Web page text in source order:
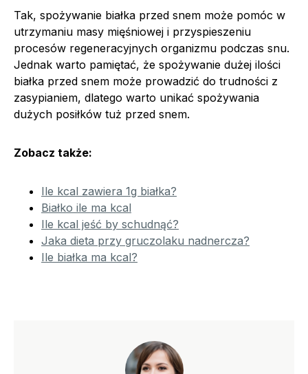
Tak, spożywanie białka przed snem może pomóc w
utrzymaniu masy mięśniowej i przyspieszeniu
procesów regeneracyjnych organizmu podczas snu.
Jednak warto pamiętać, że spożywanie dużej ilości
białka przed snem może prowadzić do trudności z
zasypianiem, dlatego warto unikać spożywania
dużych posiłków tuż przed snem.
Zobacz także:
Ile kcal zawiera 1g białka?
Białko ile ma kcal
Ile kcal jeść by schudnąć?
Jaka dieta przy gruczolaku nadnercza?
Ile białka ma kcal?